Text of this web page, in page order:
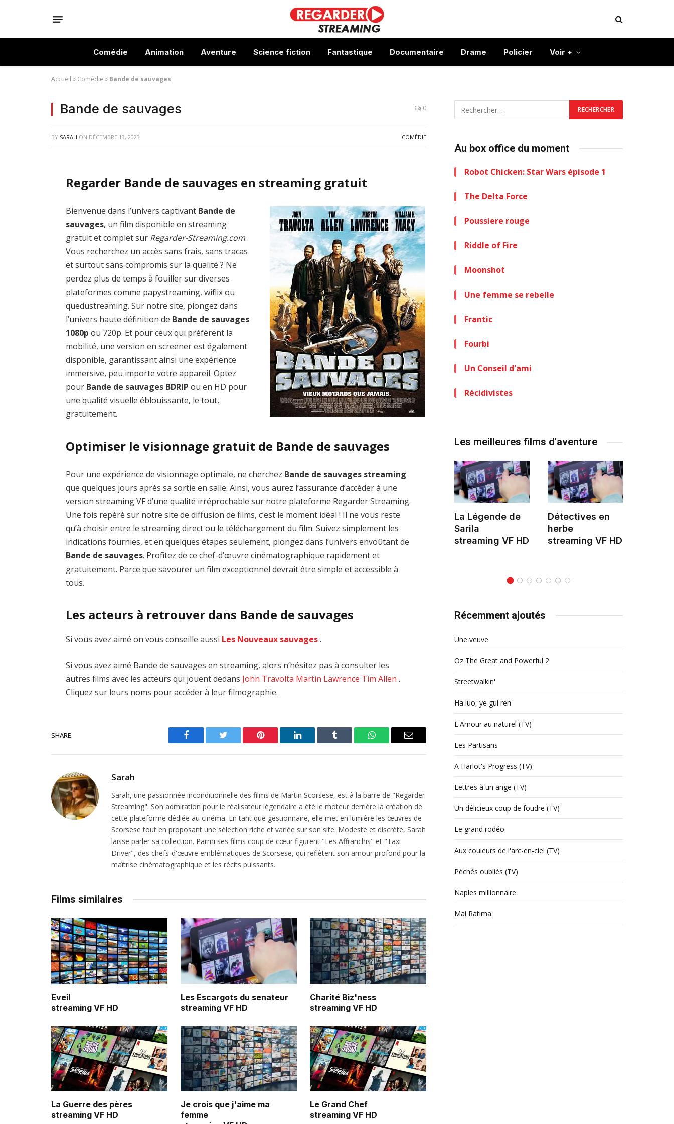
Comédie Animation Aventure Science fiction Fantastique Documentaire Drame Policier Voir +
Accueil » Comédie » Bande de sauvages
Bande de sauvages 0
BY SARAH ON DÉCEMBRE 13, 2023 COMÉDIE
Regarder Bande de sauvages en streaming gratuit
Bienvenue dans l’univers captivant Bande de
sauvages, un film disponible en streaming
gratuit et complet sur Regarder-Streaming.com.
Vous recherchez un accès sans frais, sans tracas
et surtout sans compromis sur la qualité ? Ne
perdez plus de temps à fouiller sur diverses
plateformes comme papystreaming, wiflix ou
quedustreaming. Sur notre site, plongez dans
l’univers haute définition de Bande de sauvages
1080p ou 720p. Et pour ceux qui préfèrent la
mobilité, une version en screener est également
disponible, garantissant ainsi une expérience
immersive, peu importe votre appareil. Optez
pour Bande de sauvages BDRIP ou en HD pour
une qualité visuelle éblouissante, le tout,
gratuitement.
Optimiser le visionnage gratuit de Bande de sauvages
Pour une expérience de visionnage optimale, ne cherchez Bande de sauvages streaming
que quelques jours après sa sortie en salle. Ainsi, vous aurez l’assurance d’accéder à une
version streaming VF d’une qualité irréprochable sur notre plateforme Regarder Streaming.
Une fois repéré sur notre site de diffusion de films, c’est le moment idéal ! Il ne vous reste
qu’à choisir entre le streaming direct ou le téléchargement du film. Suivez simplement les
indications fournies, et en quelques étapes seulement, plongez dans l’univers envoûtant de
Bande de sauvages. Profitez de ce chef-d’œuvre cinématographique rapidement et
gratuitement. Parce que savourer un film exceptionnel devrait être simple et accessible à
tous.
Les acteurs à retrouver dans Bande de sauvages
Si vous avez aimé on vous conseille aussi Les Nouveaux sauvages.
Si vous avez aimé Bande de sauvages en streaming, alors n’hésitez pas à consulter les
autres films avec les acteurs qui jouent dedans John Travolta Martin Lawrence Tim Allen .
Cliquez sur leurs noms pour accéder à leur filmographie.
SHARE.
Facebook Twitter Pinterest LinkedIn Tumblr WhatsAppEmail
Sarah
Sarah, une passionnée inconditionnelle des films de Martin Scorsese, est à la barre de "Regarder
Streaming". Son admiration pour le réalisateur légendaire a été le moteur derrière la création de
cette plateforme dédiée au cinéma. En tant que gestionnaire, elle met en lumière les œuvres de
Scorsese tout en proposant une sélection riche et variée sur son site. Modeste et discrète, Sarah
laisse parler sa collection. Parmi ses films coup de cœur figurent "Les Affranchis" et "Taxi
Driver", des chefs-d'œuvre emblématiques de Scorsese, qui reflètent son amour profond pour la
maîtrise cinématographique et les récits puissants.
Films similaires
Eveil
streaming VF HD
Les Escargots du senateur
streaming VF HD
Charité Biz'ness
streaming VF HD
La Guerre des pères
streaming VF HD
Je crois que j'aime ma
femme
Le Grand Chef
streaming VF HD
Au box office du moment
Robot Chicken: Star Wars épisode 1
The Delta Force
Poussiere rouge
Riddle of Fire
Moonshot
Une femme se rebelle
Frantic
Fourbi
Un Conseil d'ami
Récidivistes
Les meilleures films d'aventure
Zenon: Girl of
the 21st Century
streaming VF HD
La Légende des
1000 dragons
streaming VF HD
La Légende de
Sarila
streaming VF HD
Détectives en
herbe
streaming VF HD
Récemment ajoutés
Une veuve
Oz The Great and Powerful 2
Streetwalkin'
Ha luo, ye gui ren
L'Amour au naturel (TV)
Les Partisans
A Harlot's Progress (TV)
Lettres à un ange (TV)
Un délicieux coup de foudre (TV)
Le grand rodéo
Aux couleurs de l'arc-en-ciel (TV)
Péchés oubliés (TV)
Naples millionnaire
Mai Ratima